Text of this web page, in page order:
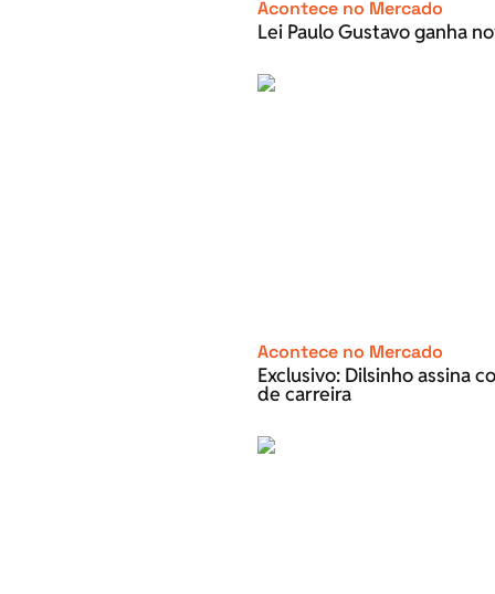
Acontece no Mercado
Lei Paulo Gustavo ganha
Acontece no Mercado
Exclusivo: Dilsinho assina
de carreira